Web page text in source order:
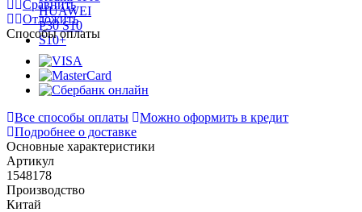
Сравнить
Отложить
Способы оплаты
Все способы оплаты
Можно оформить в кредит
Подробнее о доставке
Основные характеристики
Артикул
1548178
Производство
Китай